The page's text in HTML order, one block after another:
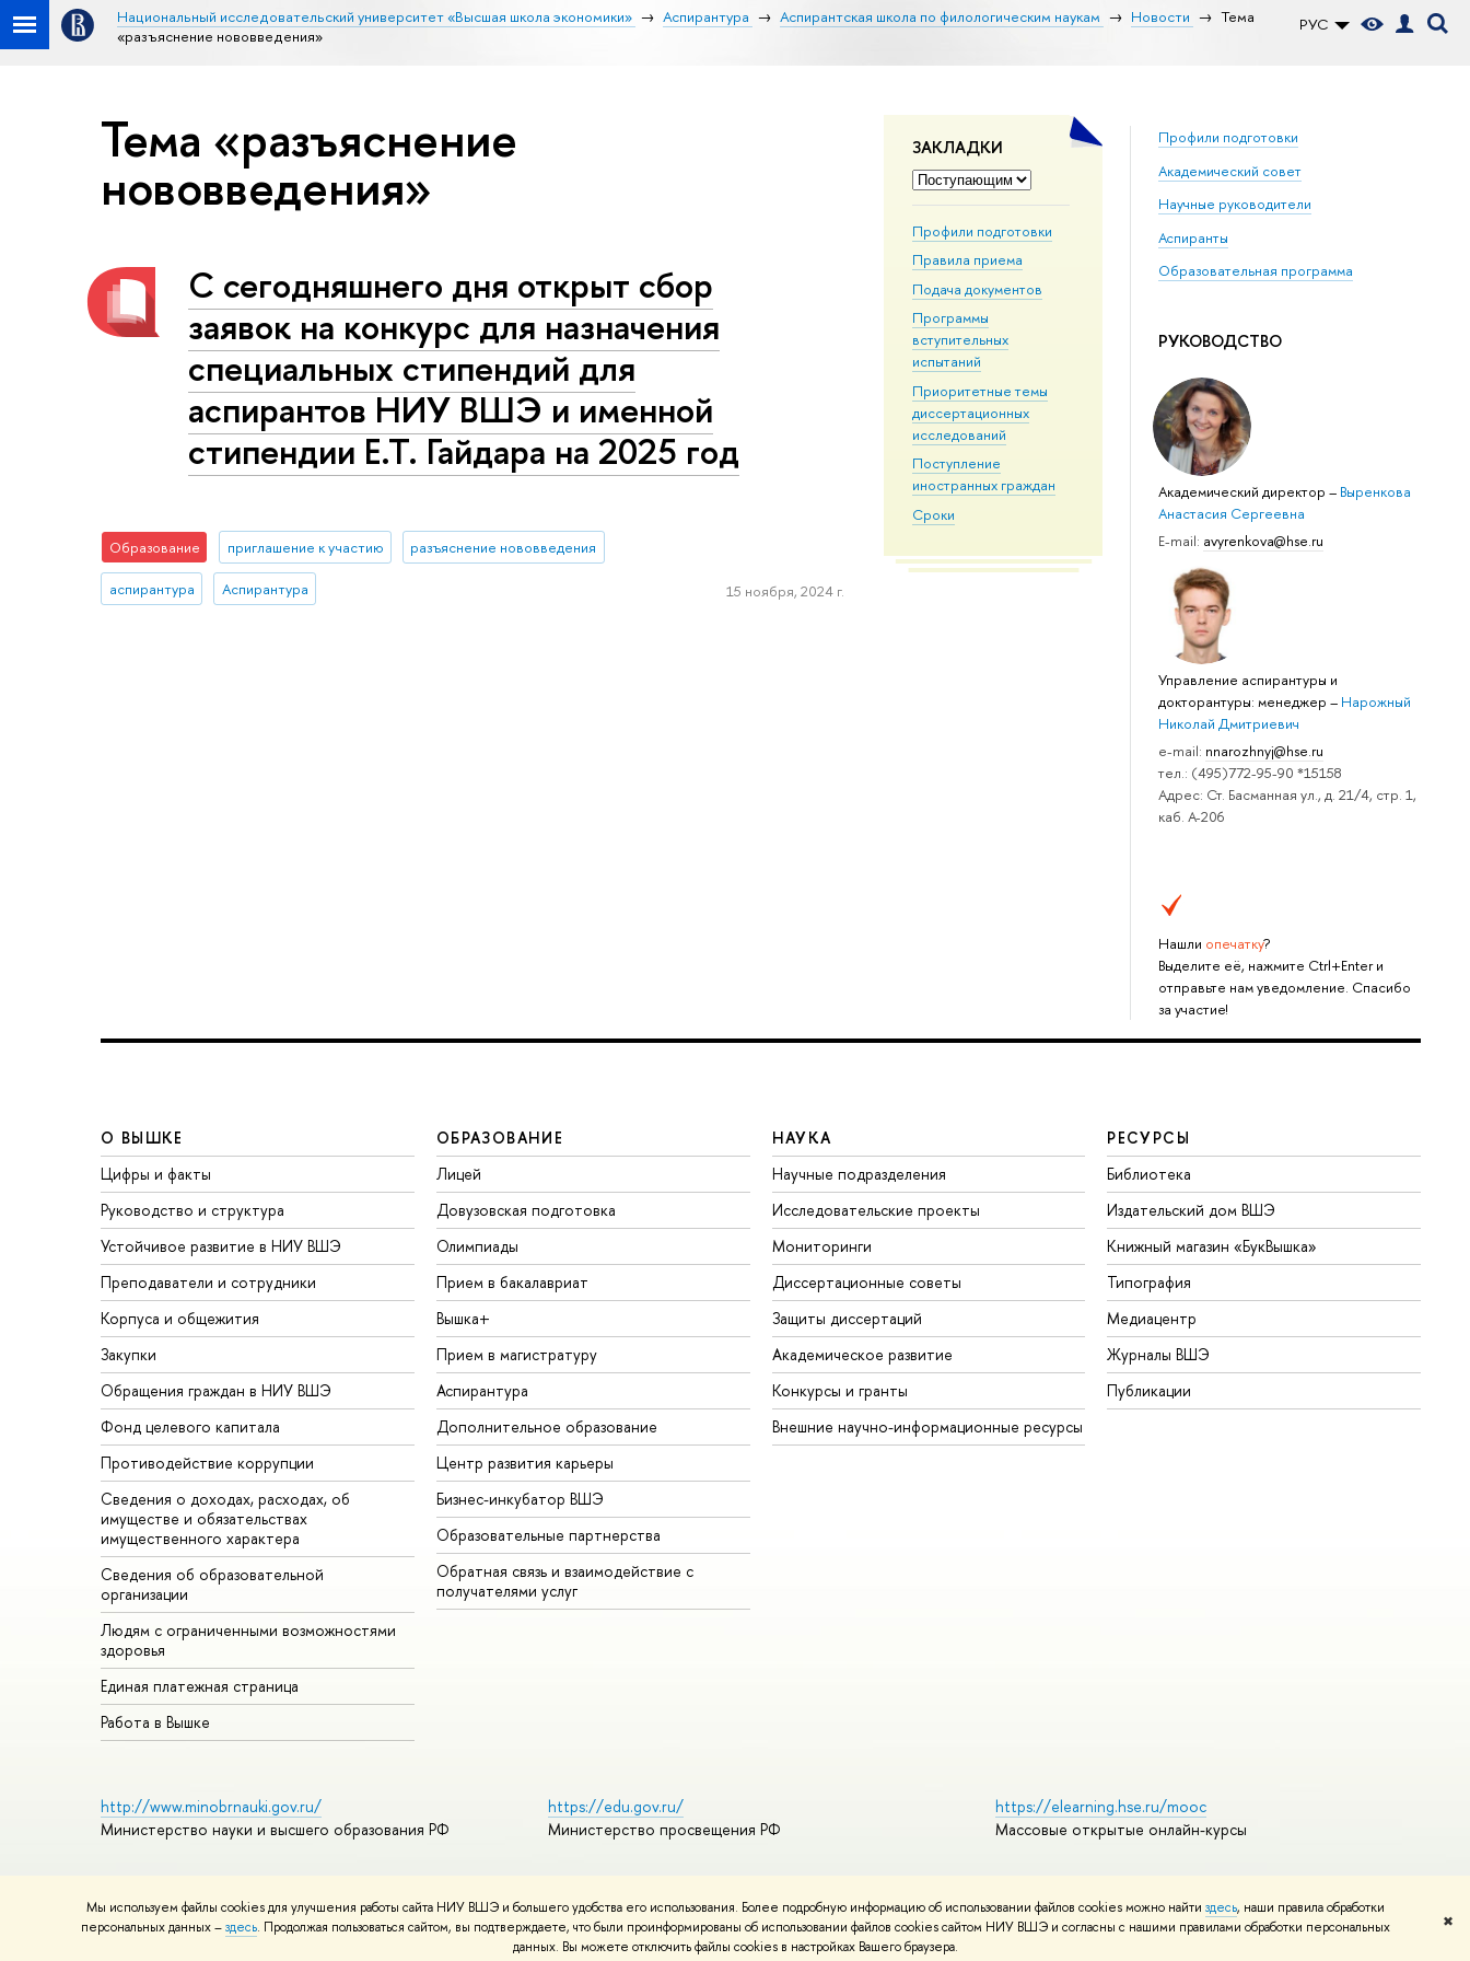
Мы используем файлы cookies для улучшения работы сайта НИУ ВШЭ и большего удобства его использования. Более подробную информацию об использовании файлов cookies можно найти здесь, наши правила обработки
персональных данных –здесь. Продолжая пользоваться сайтом, вы подтверждаете, что были проинформированы об использовании файлов cookies сайтом НИУ ВШЭ и согласны с нашими правилами обработки персональных
данных. Вы можете отключить файлы cookies в настройках Вашего браузера.
✖
РУС
Национальный исследовательский университет «Высшая школа экономики» Аспирантура Аспирантская школа по филологическим наукам Новости
Тема
«разъяснение нововведения»
ЗАКЛАДКИ
Профили подготовки
Правила приема
Подача документов
Программы
вступительных
испытаний
Приоритетные темы
диссертационных
исследований
Поступление
иностранных граждан
Сроки
Профили подготовки
Академический совет
Научные руководители
Аспиранты
Образовательная программа
РУКОВОДСТВО
Академический директор– Выренкова
Анастасия Сергеевна
E-mail: avyrenkova@hse.ru
Управление аспирантуры и
докторантуры: менеджер– Нарожный
Николай Дмитриевич
e-mail: nnarozhnyj@hse.ru
тел.: (495)772-95-90 *15158
Адрес: Ст. Басманная ул., д. 21/4, стр. 1,
каб. А-206
Нашли опечатку?
Выделите её, нажмите Ctrl+Enter и
отправьте нам уведомление. Спасибо
за участие!
Тема «разъяснение
нововведения»
С сегодняшнего дня открыт сбор
заявок на конкурс для назначения
специальных стипендий для
аспирантов НИУ ВШЭ и именной
стипендии Е.Т. Гайдара на 2025 год
Образование приглашение к участию разъяснение нововведения
аспирантура Аспирантура 15 ноября, 2024 г.
О ВЫШКЕ
Цифры и факты
Руководство и структура
Устойчивое развитие в НИУ ВШЭ
Преподаватели и сотрудники
Корпуса и общежития
Закупки
Обращения граждан в НИУ ВШЭ
Фонд целевого капитала
Противодействие коррупции
Сведения о доходах, расходах, об
имуществе и обязательствах
имущественного характера
Сведения об образовательной
организации
Людям с ограниченными возможностями
здоровья
Единая платежная страница
Работа в Вышке
ОБРАЗОВАНИЕ
Лицей
Довузовская подготовка
Олимпиады
Прием в бакалавриат
Вышка+
Прием в магистратуру
Аспирантура
Дополнительное образование
Центр развития карьеры
Бизнес-инкубатор ВШЭ
Образовательные партнерства
Обратная связь и взаимодействие с
получателями услуг
НАУКА
Научные подразделения
Исследовательские проекты
Мониторинги
Диссертационные советы
Защиты диссертаций
Академическое развитие
Конкурсы и гранты
Внешние научно-информационные ресурсы
РЕСУРСЫ
Библиотека
Издательский дом ВШЭ
Книжный магазин «БукВышка»
Типография
Медиацентр
Журналы ВШЭ
Публикации
http://www.minobrnauki.gov.ru/
Министерство науки и высшего образования РФ
https://edu.gov.ru/
Министерство просвещения РФ
https://elearning.hse.ru/mooc
Массовые открытые онлайн-курсы
© НИУ ВШЭ 1993–2026 Адреса и контактыУсловия использования материалов Политика конфиденциальностиКарта сайта
Шрифты HSE Sans и HSE Slab разработаны вШколе дизайна НИУ ВШЭ
Редактору